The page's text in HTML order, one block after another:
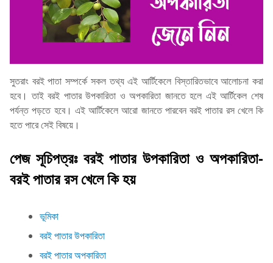
সুতরাং বরই পাতা সম্পর্কে সকল তথ্য এই আর্টিকেলে বিস্তারিতভাবে আলোচনা করা
হবে। তাই বরই পাতার উপকারিতা ও অপকারিতা জানতে হলে এই আর্টিকেল শেষ
পর্যন্ত পড়তে হবে। এই আর্টিকেলে আরো জানতে পারবেন বরই পাতার রস খেলে কি
হতে পারে সেই বিষয়ে।
পেজ সূচিপত্রঃ বরই পাতার উপকারিতা ও অপকারিতা-
বরই পাতার রস খেলে কি হয়
ভূমিকা
বরই পাতার উপকারিতা
বরই পাতার অপকারিতা